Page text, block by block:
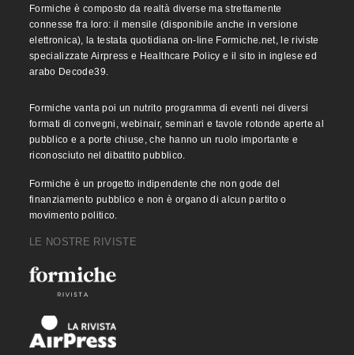
Formiche è composto da realtà diverse ma strettamente
connesse fra loro: il mensile (disponibile anche in versione
elettronica), la testata quotidiana on-line Formiche.net, le riviste
specializzate Airpress e Healthcare Policy e il sito in inglese ed
arabo Decode39.
Formiche vanta poi un nutrito programma di eventi nei diversi
formati di convegni, webinair, seminari e tavole rotonde aperte al
pubblico e a porte chiuse, che hanno un ruolo importante e
riconosciuto nel dibattito pubblico.
Formiche è un progetto indipendente che non gode del
finanziamento pubblico e non è organo di alcun partito o
movimento politico.
LE NOSTRE RIVISTE